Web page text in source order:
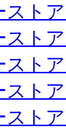
スト
スト
スト
スト
スト